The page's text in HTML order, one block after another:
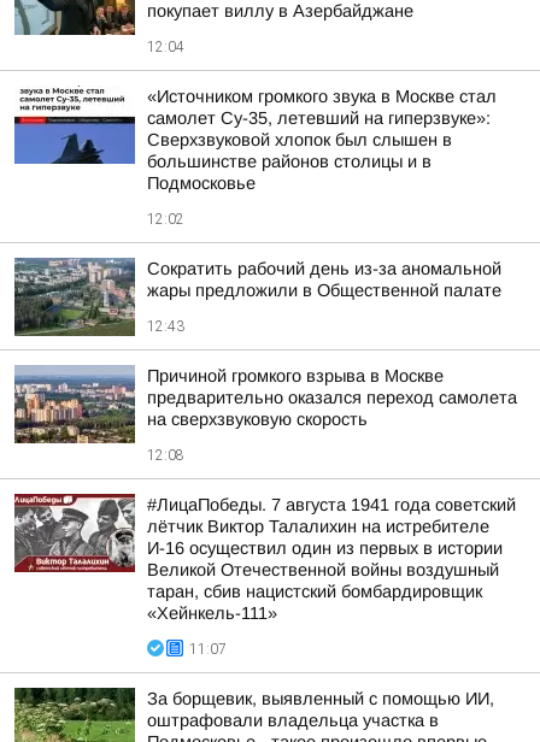
покупает виллу в Азербайджане
12:04
«Источником громкого звука в Москве стал
самолет Су-35, летевший на гиперзвуке»:
Сверхзвуковой хлопок был слышен в
большинстве районов столицы и в
Подмосковье
12:02
Сократить рабочий день из-за аномальной
жары предложили в Общественной палате
12:43
Причиной громкого взрыва в Москве
предварительно оказался переход самолета
на сверхзвуковую скорость
12:08
#ЛицаПобеды. 7 августа 1941 года советский
лётчик Виктор Талалихин на истребителе
И-16 осуществил один из первых в истории
Великой Отечественной войны воздушный
таран, сбив нацистский бомбардировщик
«Хейнкель-111»
11:07
За борщевик, выявленный с помощью ИИ,
оштрафовали владельца участка в